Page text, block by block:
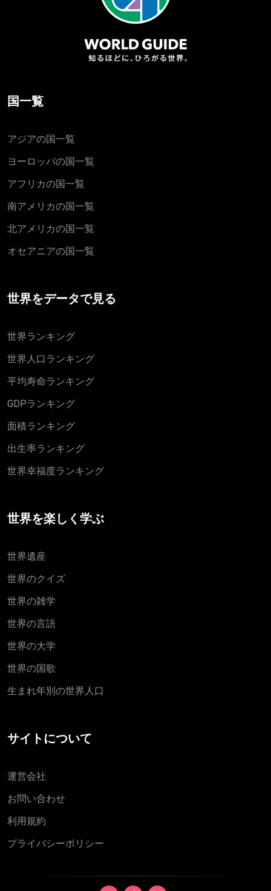
国一覧
アジアの国一覧
ヨーロッパの国一覧
アフリカの国一覧
南アメリカの国一覧
北アメリカの国一覧
オセアニアの国一覧
世界をデータで見る
世界ランキング
世界人口ランキング
平均寿命ランキング
GDPランキング
面積ランキング
出生率ランキング
世界幸福度ランキング
世界を楽しく学ぶ
世界遺産
世界のクイズ
世界の雑学
世界の言語
世界の大学
世界の国歌
生まれ年別の世界人口
サイトについて
運営会社
お問い合わせ
利用規約
プライバシーポリシー